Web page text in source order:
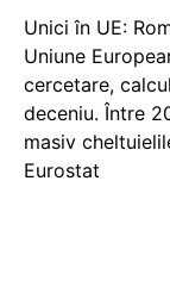
Unici în UE:
Uniune
cercetare,
deceniu. Între
masiv
Eurostat